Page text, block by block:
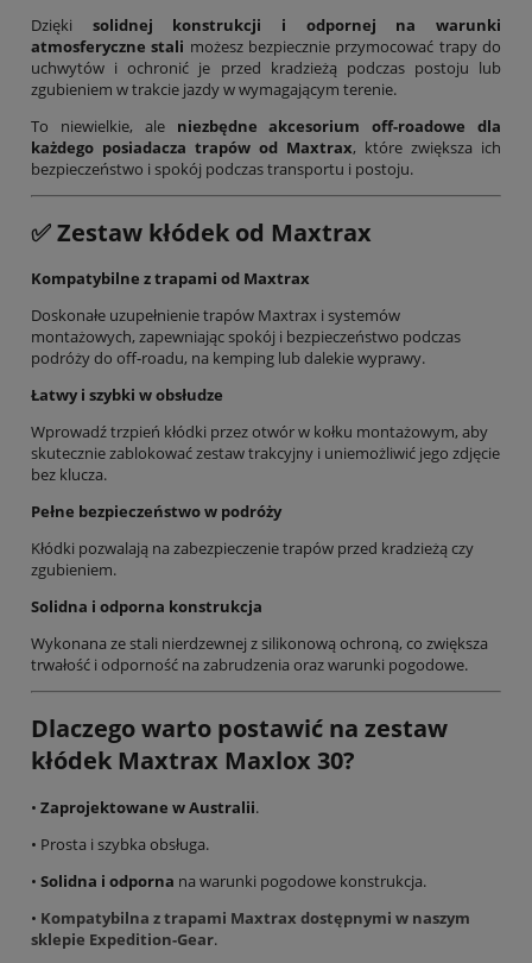
Dzięki solidnej konstrukcji i odpornej na warunki
atmosferyczne stali możesz bezpiecznie przymocować trapy do
uchwytów i ochronić je przed kradzieżą podczas postoju lub
zgubieniem w trakcie jazdy w wymagającym terenie.
To niewielkie, ale niezbędne akcesorium off-roadowe dla
każdego posiadacza trapów od Maxtrax, które zwiększa ich
bezpieczeństwo i spokój podczas transportu i postoju.
✅Zestaw kłódek od Maxtrax
Kompatybilne z trapami od Maxtrax
Doskonałe uzupełnienie trapów Maxtrax i systemów
montażowych, zapewniając spokój i bezpieczeństwo podczas
podróży do off‑roadu, na kemping lub dalekie wyprawy.
Łatwy i szybki w obsłudze
Wprowadź trzpień kłódki przez otwór w kołku montażowym, aby
skutecznie zablokować zestaw trakcyjny i uniemożliwić jego zdjęcie
bez klucza.
Pełne bezpieczeństwo w podróży
Kłódki pozwalają na zabezpieczenie trapów przed kradzieżą czy
zgubieniem.
Solidna i odporna konstrukcja
Wykonana ze stali nierdzewnej z silikonową ochroną, co zwiększa
trwałość i odporność na zabrudzenia oraz warunki pogodowe.
Dlaczego warto postawić na zestaw
kłódek Maxtrax Maxlox 30?
• Zaprojektowane w Australii.
• Prosta i szybka obsługa.
• Solidna i odporna na warunki pogodowe konstrukcja.
• Kompatybilna z trapami Maxtrax dostępnymi w naszym
sklepie Expedition-Gear.